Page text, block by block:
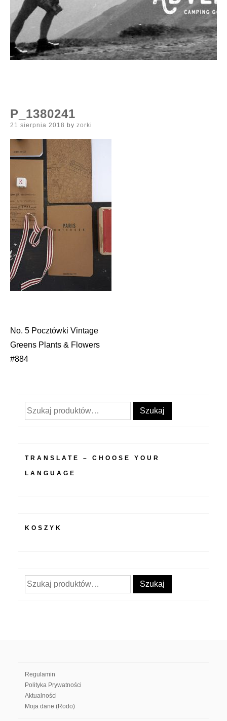
P_1380241
Posted
21 sierpnia 2018 by zorki
Nawigacja
wpisu
No. 5 Pocztówki Vintage
Greens Plants & Flowers
#884
Szukaj: Szukaj
TRANSLATE – CHOOSE YOUR
LANGUAGE
KOSZYK
Szukaj: Szukaj
Regulamin
Polityka Prywatności
Aktualności
Moja dane (Rodo)